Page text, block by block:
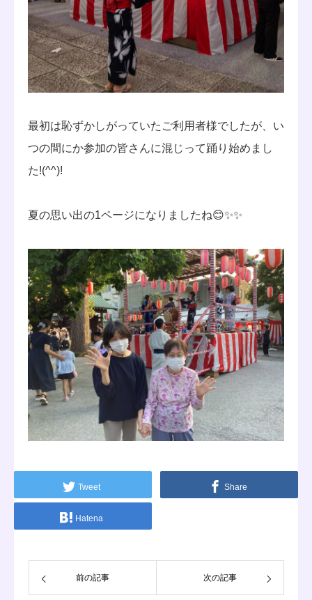
最初は恥ずかしがっていたご利用者様でしたが、い
つの間にか参加の皆さんに混じって踊り始めまし
た!(^^)!
夏の思い出の1ページになりましたね😊✨✨
Tweet Share
Hatena
前の記事 次の記事